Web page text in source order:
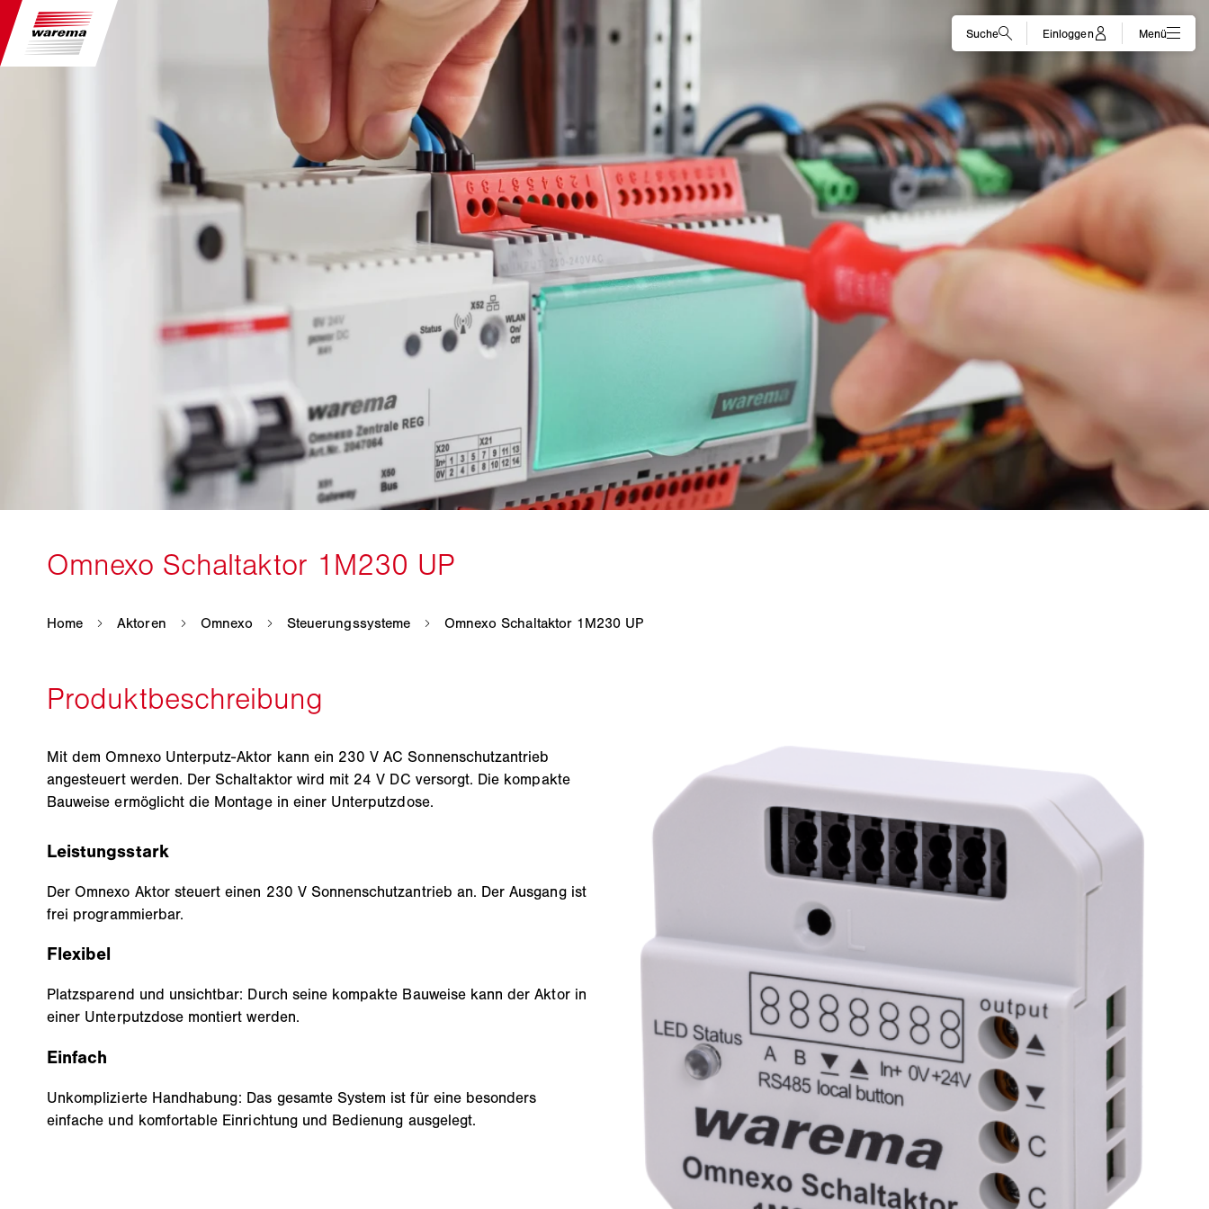
Mit dem Omnexo Unterputz-Aktor kann ein 230 V AC Sonnenschutzantrieb
angesteuert werden. Der Schaltaktor wird mit 24 V DC versorgt. Die kompakte
Bauweise ermöglicht die Montage in einer Unterputzdose.
Leistungsstark
Der Omnexo Aktor steuert einen 230 V Sonnenschutzantrieb an. Der Ausgang ist
frei programmierbar.
Flexibel
Platzsparend und unsichtbar: Durch seine kompakte Bauweise kann der Aktor in
einer Unterputzdose montiert werden.
Einfach
Unkomplizierte Handhabung: Das gesamte System ist für eine besonders
einfache und komfortable Einrichtung und Bedienung ausgelegt.